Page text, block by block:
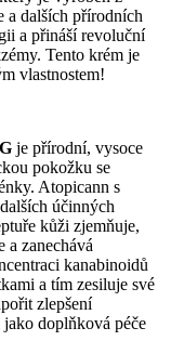
dalších přírodních
a přináší revoluční
Tento krém je
vlastnostem!
je přírodní, vysoce
pokožku se
Atopicann s
účinných
kůži zjemňuje,
zanechává
kanabinoidů
a tím zesiluje své
zlepšení
doplňková péče